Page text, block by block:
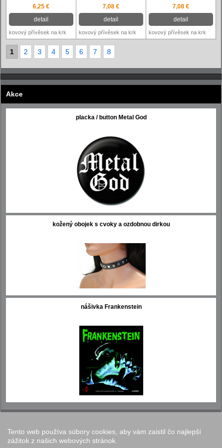
6,25 €
detail
7,08 €
detail
7,08 €
detail
kovový přívěsek na krk kovový přívěsek na krk kovový přívěsek na krk
1 2 3 4 5 6 7 8
Akce
placka / button Metal God
kožený obojek s cvoky a ozdobnou dirkou
nášivka Frankenstein
Nastavenie cookies
Tento web používa súbory cookies, aby vám zaistil čo najlepší
zážitok z našich webových stránok.